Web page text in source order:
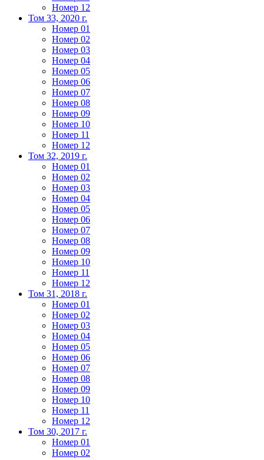
Номер 12
Том 33, 2020 г.
Номер 01
Номер 02
Номер 03
Номер 04
Номер 05
Номер 06
Номер 07
Номер 08
Номер 09
Номер 10
Номер 11
Номер 12
Том 32, 2019 г.
Номер 01
Номер 02
Номер 03
Номер 04
Номер 05
Номер 06
Номер 07
Номер 08
Номер 09
Номер 10
Номер 11
Номер 12
Том 31, 2018 г.
Номер 01
Номер 02
Номер 03
Номер 04
Номер 05
Номер 06
Номер 07
Номер 08
Номер 09
Номер 10
Номер 11
Номер 12
Том 30, 2017 г.
Номер 01
Номер 02